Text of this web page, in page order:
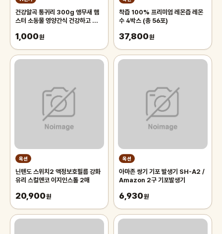
건강알곡 통귀리 300g 앵무새 햄
스터 소동물 영양간식 건강하고 깨끗
1,000원
착즙 100% 프리미엄 레몬즙 레몬
수 4박스 (총 56포)
37,800원
옥션
닌텐도 스위치2 액정보호필름 강화
유리 스컬앤코 이지인스톨 2매
20,900원
옥션
아마존 쌍기 기포 발생기 SH-A2 /
Amazon 2구 기포발생기
6,930원